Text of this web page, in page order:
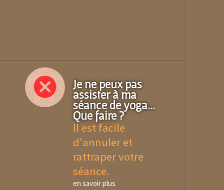
Je ne peux pas
assister à ma
séance de yoga...
Que faire ?
Il est facile
d'annuler et
rattraper votre
séance.
en savoir plus